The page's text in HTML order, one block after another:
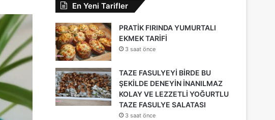
En Yeni Tarifler
PRATİK FIRINDA YUMURTALI
EKMEK TARİFİ
3 saat önce
TAZE FASULYEYİ BİRDE BU
ŞEKİLDE DENEYİN İNANILMAZ
KOLAY VE LEZZETLİ YOĞURTLU
TAZE FASULYE SALATASI
3 saat önce